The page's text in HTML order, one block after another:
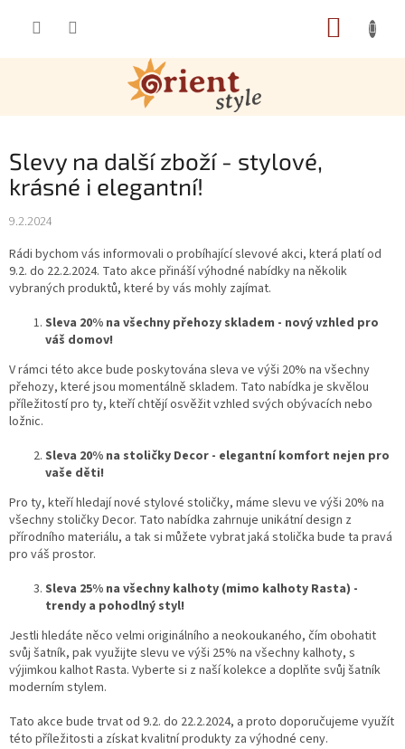
Slevy na další zboží - stylové,
krásné i elegantní!
9.2.2024
Rádi bychom vás informovali o probíhající slevové akci, která platí od
9.2. do 22.2.2024. Tato akce přináší výhodné nabídky na několik
vybraných produktů, které by vás mohly zajímat.
Sleva 20% na všechny přehozy skladem - nový vzhled pro
váš domov!
V rámci této akce bude poskytována sleva ve výši 20% na všechny
přehozy, které jsou momentálně skladem. Tato nabídka je skvělou
příležitostí pro ty, kteří chtějí osvěžit vzhled svých obývacích nebo
ložnic.
Sleva 20% na stoličky Decor - elegantní komfort nejen pro
vaše děti!
Pro ty, kteří hledají nové stylové stoličky, máme slevu ve výši 20% na
všechny stoličky Decor. Tato nabídka zahrnuje unikátní design z
přírodního materiálu, a tak si můžete vybrat jaká stolička bude ta pravá
pro váš prostor.
Sleva 25% na všechny kalhoty (mimo kalhoty Rasta) -
trendy a pohodlný styl!
Jestli hledáte něco velmi originálního a neokoukaného, čím obohatit
svůj šatník, pak využijte slevu ve výši 25% na všechny kalhoty, s
výjimkou kalhot Rasta. Vyberte si z naší kolekce a doplňte svůj šatník
moderním stylem.
Tato akce bude trvat od 9.2. do 22.2.2024, a proto doporučujeme využít
této příležitosti a získat kvalitní produkty za výhodné ceny.